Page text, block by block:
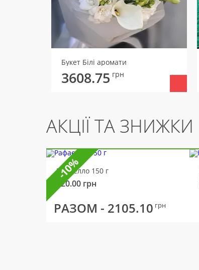
Букет Білі аромати
3608.75 грн
АКЦІЇ ТА ЗНИЖКИ
Рафаелло 150 г
320.00 грн
РАЗОМ - 2105.10 грн
-10%